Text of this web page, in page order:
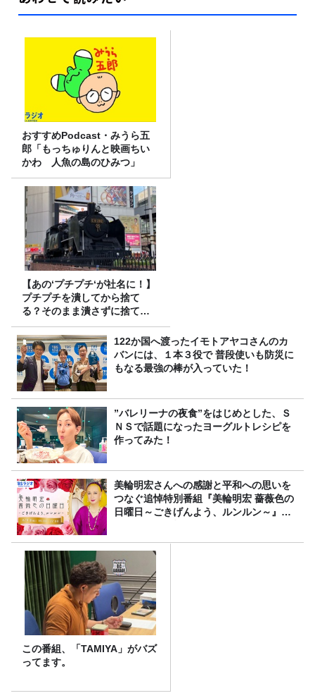
おすすめPodcast・みうら五
郎「もっちゅりんと映画ちい
かわ 人魚の島のひみつ」
【あの‘プチプチ‘が社名に！】
プチプチを潰してから捨て
る？そのまま潰さずに捨て
る？
122か国へ渡ったイモトアヤコさんのカ
バンには、１本３役で 普段使いも防災に
もなる最強の棒が入っていた！
”バレリーナの夜食”をはじめとした、Ｓ
ＮＳで話題になったヨーグルトレシピを
作ってみた！
美輪明宏さんへの感謝と平和への思いを
つなぐ追悼特別番組『美輪明宏 薔薇色の
日曜日～ごきげんよう、ルンルン～』
この番組、「TAMIYA」がバズ
ってます。